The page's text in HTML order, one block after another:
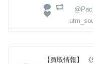
【買取情報】